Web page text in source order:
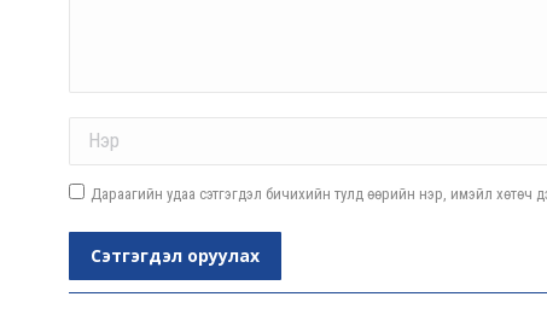
Дараагийн удаа сэтгэгдэл бичихийн тулд өөрийн нэр, имэйл хөтөч
Сэтгэгдэл оруулах